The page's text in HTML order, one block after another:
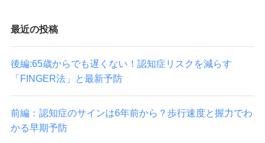
最近の投稿
後編:65歳からでも遅くない！認知症リスクを減らす
「FINGER法」と最新予防
前編：認知症のサインは6年前から？歩行速度と握力でわ
かる早期予防